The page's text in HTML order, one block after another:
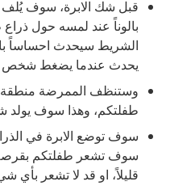
قبل شك الابرة، سوف
بالوناً عند لمسه حول
الشريط سيحدث احساساً
يحدث عندما يضغط شخص
وستنظف الممرضة منطقة
طفلتكم، وهذا سوف يولد
سوف توضع الابرة في
سوف تشعر طفلتكم
قليلاً، او قد لا تشعر بأي